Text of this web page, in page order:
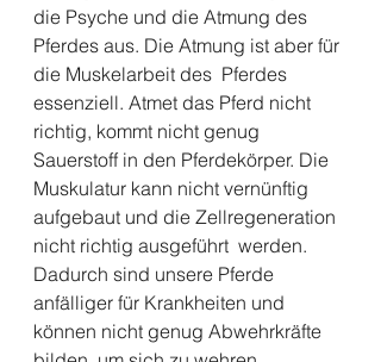
die Psyche und die Atmung des
Pferdes aus. Die Atmung ist aber für
die Muskelarbeit des  Pferdes
essenziell. Atmet das Pferd nicht
richtig, kommt nicht genug
Sauerstoff in den Pferdekörper. Die
Muskulatur kann nicht vernünftig
aufgebaut und die Zellregeneration
nicht richtig ausgeführt  werden.
Dadurch sind unsere Pferde
anfälliger für Krankheiten und
können nicht genug Abwehrkräfte